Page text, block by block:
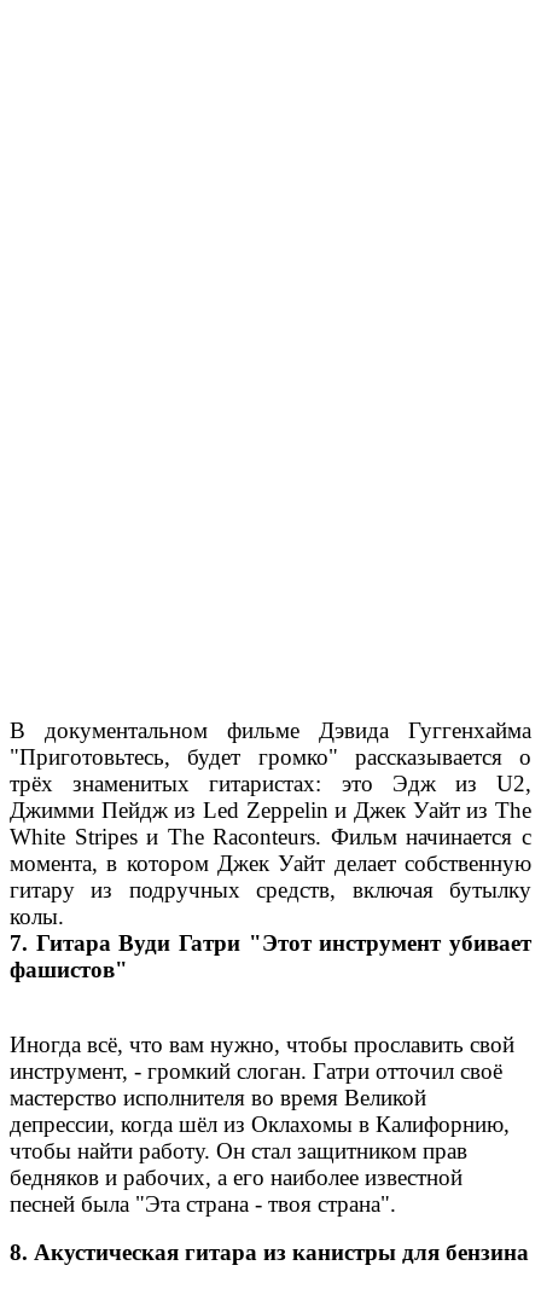
В документальном фильме Дэвида Гуггенхайма
"Приготовьтесь, будет громко" рассказывается о
трёх знаменитых гитаристах: это Эдж из U2,
Джимми Пейдж из Led Zeppelin и Джек Уайт из The
White Stripes и The Raconteurs. Фильм начинается с
момента, в котором Джек Уайт делает собственную
гитару из подручных средств, включая бутылку
колы.
7. Гитара Вуди Гатри "Этот инструмент убивает
фашистов"
Иногда всё, что вам нужно, чтобы прославить свой
инструмент, - громкий слоган. Гатри отточил своё
мастерство исполнителя во время Великой
депрессии, когда шёл из Оклахомы в Калифорнию,
чтобы найти работу. Он стал защитником прав
бедняков и рабочих, а его наиболее известной
песней была "Эта страна - твоя страна".
8. Акустическая гитара из канистры для бензина